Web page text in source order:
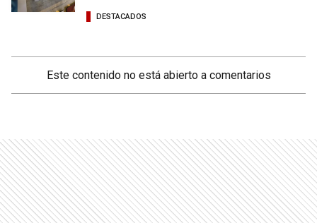
DESTACADOS
Este contenido no está abierto a comentarios